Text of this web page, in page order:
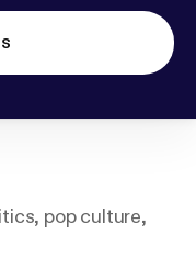
pop culture,